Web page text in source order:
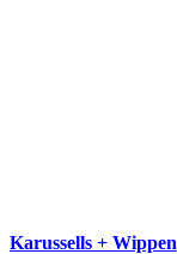
Karussells + Wippen